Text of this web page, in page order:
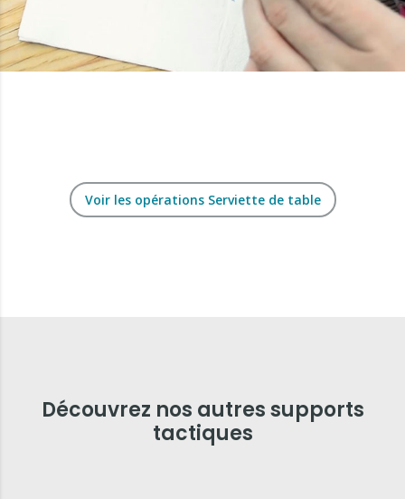
Voir les opérations Serviette de table
Découvrez nos autres supports
tactiques